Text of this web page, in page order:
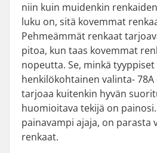
niin kuin muidenkin
luku on, sitä kovemmat
Pehmeämmät renkaat
pitoa, kun taas kovemmat
nopeutta. Se, minkä
henkilökohtainen valinta-
tarjoaa kuitenkin hyvän
huomioitava tekijä on
painavampi ajaja, on parasta
renkaat.